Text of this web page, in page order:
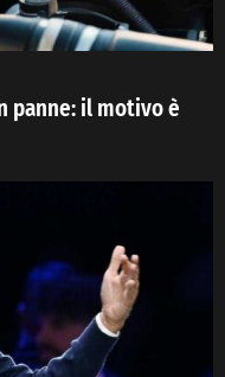
panne: il motivo è